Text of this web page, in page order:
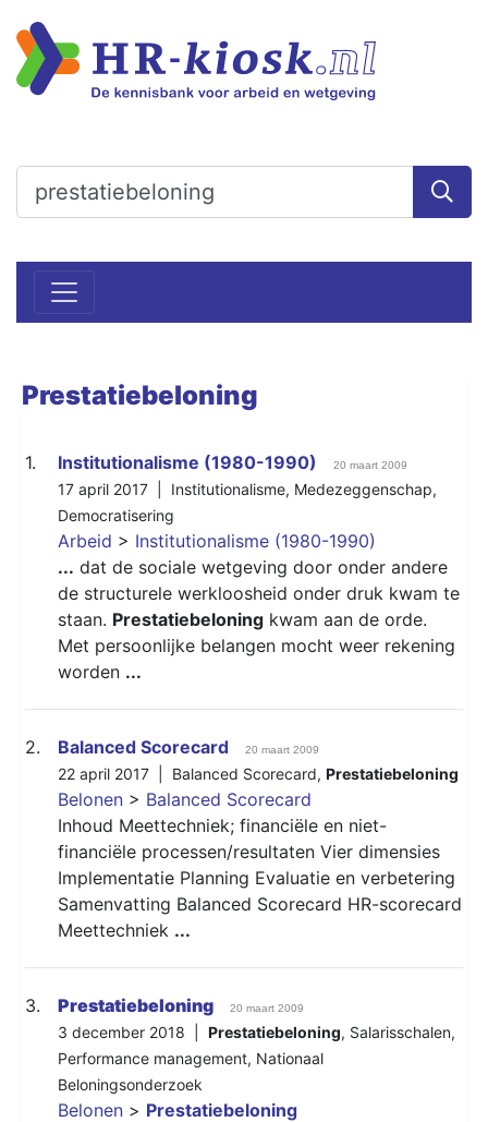
Prestatiebeloning
1. Institutionalisme (1980-1990) 20 maart 2009
17 april 2017 | Institutionalisme, Medezeggenschap,
Democratisering
Arbeid > Institutionalisme (1980-1990)
... dat de sociale wetgeving door onder andere
de structurele werkloosheid onder druk kwam te
staan. Prestatiebeloning kwam aan de orde.
Met persoonlijke belangen mocht weer rekening
worden ...
2. Balanced Scorecard 20 maart 2009
22 april 2017 | Balanced Scorecard, Prestatiebeloning
Belonen > Balanced Scorecard
Inhoud Meettechniek; financiële en niet-
financiële processen/resultaten Vier dimensies
Implementatie Planning Evaluatie en verbetering
Samenvatting Balanced Scorecard HR-scorecard
Meettechniek ...
3. Prestatiebeloning 20 maart 2009
3 december 2018 | Prestatiebeloning, Salarisschalen,
Performance management, Nationaal
Beloningsonderzoek
Belonen > Prestatiebeloning